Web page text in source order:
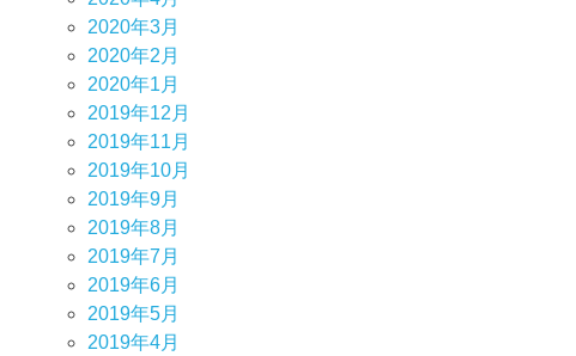
2020年3月
2020年2月
2020年1月
2019年12月
2019年11月
2019年10月
2019年9月
2019年8月
2019年7月
2019年6月
2019年5月
2019年4月